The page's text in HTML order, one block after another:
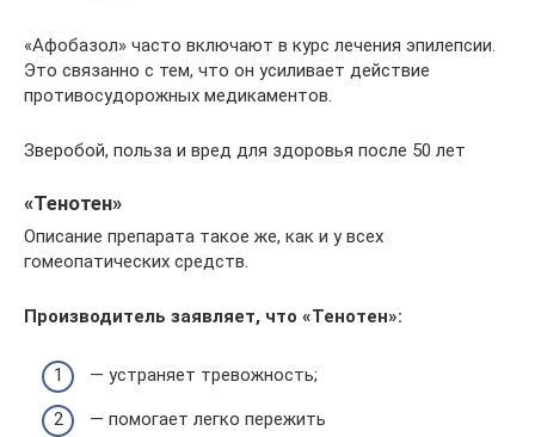
«Афобазол» часто включают в курс лечения эпилепсии.
Это связанно с тем, что он усиливает действие
противосудорожных медикаментов.
Зверобой, польза и вред для здоровья после 50 лет
«Тенотен»
Описание препарата такое же, как и у всех
гомеопатических средств.
Производитель заявляет, что «Тенотен»:
— устраняет тревожность;
— помогает легко пережить